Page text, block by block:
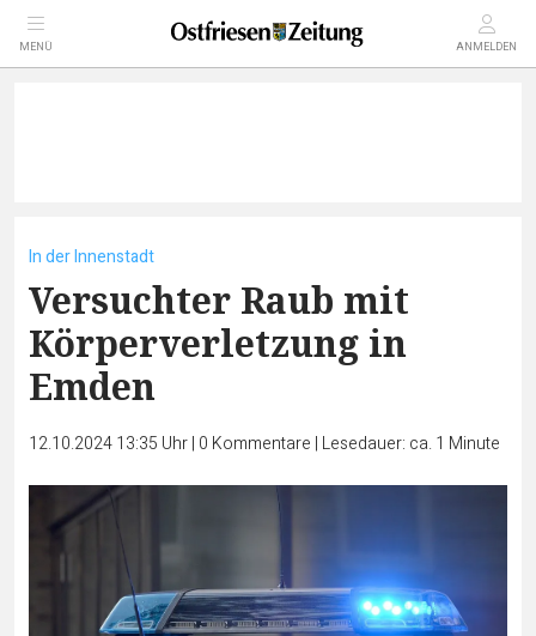
MENÜ ANMELDEN
In der Innenstadt
Versuchter Raub mit
Körperverletzung in
Emden
12.10.2024 13:35 Uhr| 0 Kommentare | Lesedauer: ca. 1 Minute